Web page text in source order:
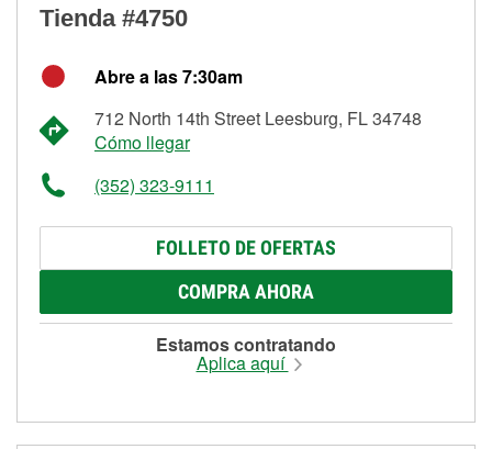
Tienda #4750
Abre a las 7:30am
712 North 14th Street Leesburg, FL 34748
Cómo llegar
(352) 323-9111
FOLLETO DE OFERTAS
COMPRA AHORA
Estamos contratando
Aplica aquí